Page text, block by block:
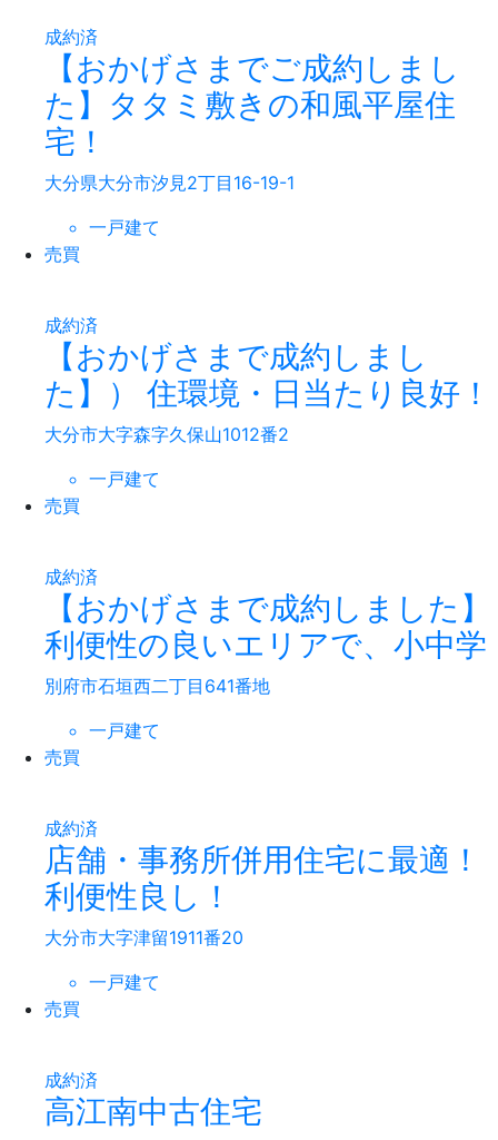
成約済
【おかげさまでご成約しまし
た】タタミ敷きの和風平屋住
宅！
大分県大分市汐見2丁目16-19-1
一戸建て
売買
成約済
【おかげさまで成約しまし
た】） 住環境・日当たり良好！
大分市大字森字久保山1012番2
一戸建て
売買
成約済
【おかげさまで成約しました】
利便性の良いエリアで、小中学
別府市石垣西二丁目641番地
一戸建て
売買
成約済
店舗・事務所併用住宅に最適！
利便性良し！
大分市大字津留1911番20
一戸建て
売買
成約済
高江南中古住宅